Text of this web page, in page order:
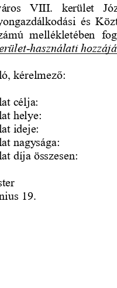
VIII.  kerület
és
mellékletében
-használati
kérelmező:
célja:
helye:
ideje:
nagysága:
díja összesen:
19.